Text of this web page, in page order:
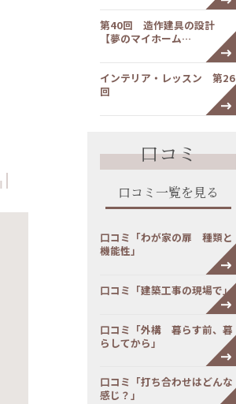
第40回 造作建具の設計
【夢のマイホーム…
インテリア・レッスン 第26
回
口コミ
口コミ一覧を見る
口コミ「わが家の扉 種類と
機能性」
口コミ「建築工事の現場で」
口コミ「外構 暮らす前、暮
らしてから」
口コミ「打ち合わせはどんな
感じ？」